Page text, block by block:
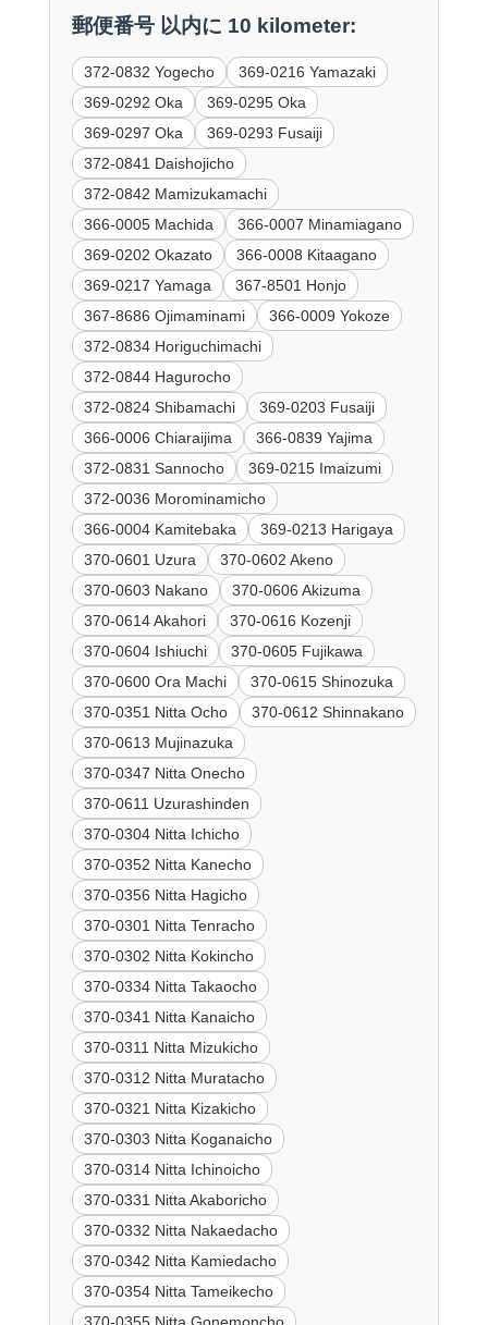
郵便番号 以内に 10 kilometer:
372-0832 Yogecho
369-0216 Yamazaki
369-0292 Oka
369-0295 Oka
369-0297 Oka
369-0293 Fusaiji
372-0841 Daishojicho
372-0842 Mamizukamachi
366-0005 Machida
366-0007 Minamiagano
369-0202 Okazato
366-0008 Kitaagano
369-0217 Yamaga
367-8501 Honjo
367-8686 Ojimaminami
366-0009 Yokoze
372-0834 Horiguchimachi
372-0844 Hagurocho
372-0824 Shibamachi
369-0203 Fusaiji
366-0006 Chiaraijima
366-0839 Yajima
372-0831 Sannocho
369-0215 Imaizumi
372-0036 Morominamicho
366-0004 Kamitebaka
369-0213 Harigaya
370-0601 Uzura
370-0602 Akeno
370-0603 Nakano
370-0606 Akizuma
370-0614 Akahori
370-0616 Kozenji
370-0604 Ishiuchi
370-0605 Fujikawa
370-0600 Ora Machi
370-0615 Shinozuka
370-0351 Nitta Ocho
370-0612 Shinnakano
370-0613 Mujinazuka
370-0347 Nitta Onecho
370-0611 Uzurashinden
370-0304 Nitta Ichicho
370-0352 Nitta Kanecho
370-0356 Nitta Hagicho
370-0301 Nitta Tenracho
370-0302 Nitta Kokincho
370-0334 Nitta Takaocho
370-0341 Nitta Kanaicho
370-0311 Nitta Mizukicho
370-0312 Nitta Muratacho
370-0321 Nitta Kizakicho
370-0303 Nitta Koganaicho
370-0314 Nitta Ichinoicho
370-0331 Nitta Akaboricho
370-0332 Nitta Nakaedacho
370-0342 Nitta Kamiedacho
370-0354 Nitta Tameikecho